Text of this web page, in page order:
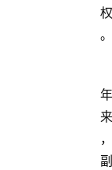
权
。
年
来
，
副